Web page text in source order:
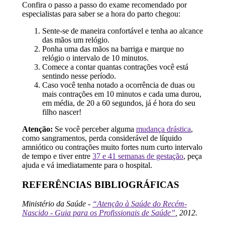
Confira o passo a passo do exame recomendado por
especialistas para saber se a hora do parto chegou:
Sente-se de maneira confortável e tenha ao alcance
das mãos um relógio.
Ponha uma das mãos na barriga e marque no
relógio o intervalo de 10 minutos.
Comece a contar quantas contrações você está
sentindo nesse período.
Caso você tenha notado a ocorrência de duas ou
mais contrações em 10 minutos e cada uma durou,
em média, de 20 a 60 segundos, já é hora do seu
filho nascer!
Atenção: Se você perceber alguma mudança drástica,
como sangramentos, perda considerável de líquido
amniótico ou contrações muito fortes num curto intervalo
de tempo e tiver entre 37 e 41 semanas de gestação, peça
ajuda e vá imediatamente para o hospital.
REFERÊNCIAS BIBLIOGRÁFICAS
Ministério da Saúde - “Atenção à Saúde do Recém-
Nascido - Guia para os Profissionais de Saúde”, 2012.